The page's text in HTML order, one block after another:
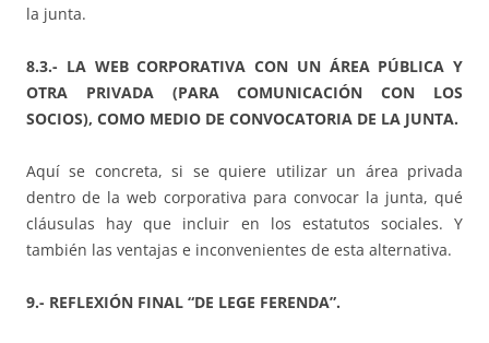
la junta.
8.3.- LA WEB CORPORATIVA CON UN ÁREA PÚBLICA Y
OTRA PRIVADA (PARA COMUNICACIÓN CON LOS
SOCIOS), COMO MEDIO DE CONVOCATORIA DE LA JUNTA.
Aquí se concreta, si se quiere utilizar un área privada
dentro de la web corporativa para convocar la junta, qué
cláusulas hay que incluir en los estatutos sociales. Y
también las ventajas e inconvenientes de esta alternativa.
9.- REFLEXIÓN FINAL “DE LEGE FERENDA”.